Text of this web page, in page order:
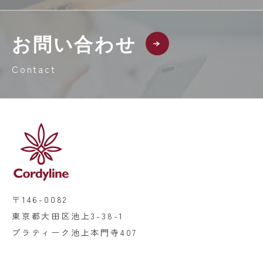
お問い合わせ
Contact
〒146-0082
東京都大田区池上3-38-1
プラティーク池上本門寺407